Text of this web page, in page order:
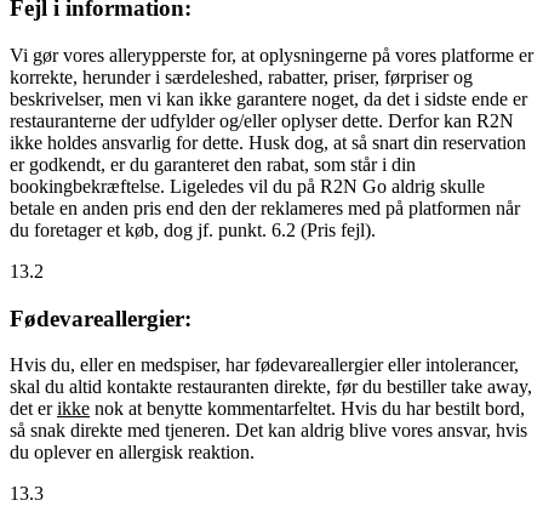
Fejl i information:
Vi gør vores allerypperste for, at oplysningerne på vores platforme er
korrekte, herunder i særdeleshed, rabatter, priser, førpriser og
beskrivelser, men vi kan ikke garantere noget, da det i sidste ende er
restauranterne der udfylder og/eller oplyser dette. Derfor kan R2N
ikke holdes ansvarlig for dette. Husk dog, at så snart din reservation
er godkendt, er du garanteret den rabat, som står i din
bookingbekræftelse. Ligeledes vil du på R2N Go aldrig skulle
betale en anden pris end den der reklameres med på platformen når
du foretager et køb, dog jf. punkt. 6.2 (Pris fejl).
13.2
Fødevareallergier:
Hvis du, eller en medspiser, har fødevareallergier eller intolerancer,
skal du altid kontakte restauranten direkte, før du bestiller take away,
det erikke nok at benytte kommentarfeltet. Hvis du har bestilt bord,
så snak direkte med tjeneren. Det kan aldrig blive vores ansvar, hvis
du oplever en allergisk reaktion.
13.3